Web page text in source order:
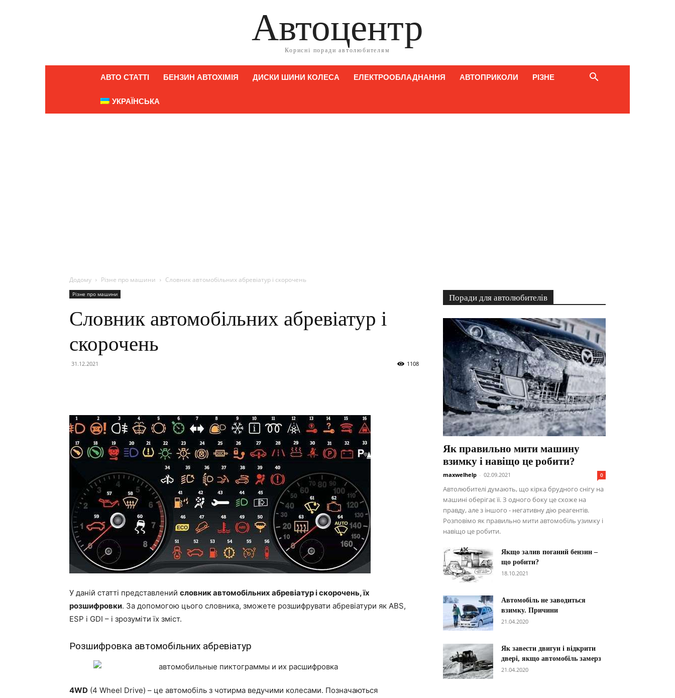
Автоцентр
Корисні поради автолюбителям
АВТО СТАТТІ БЕНЗИН АВТОХІМІЯ ДИСКИ ШИНИ КОЛЕСА ЕЛЕКТРООБЛАДНАННЯ АВТОПРИКОЛИ РІЗНЕ
УКРАЇНСЬКА
Додому Різне про машини Словник автомобільних абревіатур і скорочень
Різне про машини
Словник автомобільних абревіатур і
скорочень
31.12.2021 1108
У даній статті представлений словник автомобільних абревіатур і скорочень, їх
розшифровки. За допомогою цього словника, зможете розшифрувати абревіатури як ABS,
ESP і GDI – і зрозуміти їх зміст.
Розшифровка автомобільних абревіатур
4WD (4 Wheel Drive) – це автомобіль з чотирма ведучими колесами. Позначаються
Поради для автолюбителів
Як правильно мити машину
взимку і навіщо це робити?
maxwelhelp - 02.09.2021 0
Автолюбителі думають, що кірка брудного снігу на
машині оберігає її. З одного боку це схоже на
правду, але з іншого - негативну дію реагентів.
Розповімо як правильно мити автомобіль узимку і
навіщо це робити.
Якщо залив поганий бензин –
що робити?
18.10.2021
Автомобіль не заводиться
взимку. Причини
21.04.2020
Як завести двигун і відкрити
двері, якщо автомобіль замерз
21.04.2020